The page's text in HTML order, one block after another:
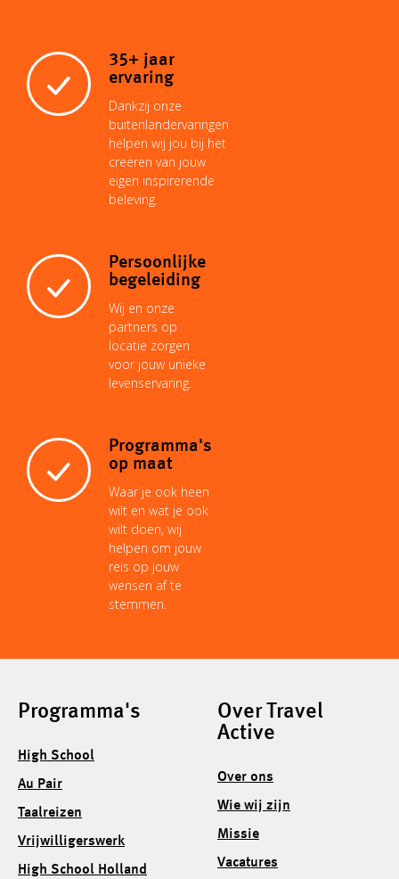
35+ jaar
ervaring
Dankzij onze
buitenlandervaringen
helpen wij jou bij het
creëren van jouw
eigen inspirerende
beleving.
Persoonlijke
begeleiding
Wij en onze
partners op
locatie zorgen
voor jouw unieke
levenservaring.
Programma's
op maat
Waar je ook heen
wilt en wat je ook
wilt doen, wij
helpen om jouw
reis op jouw
wensen af te
stemmen.
Programma's
High School
Au Pair
Taalreizen
Vrijwilligerswerk
High School Holland
Over Travel
Active
Over ons
Wie wij zijn
Missie
Vacatures